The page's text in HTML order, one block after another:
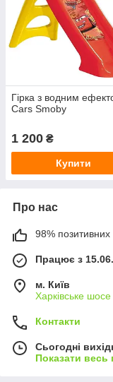
Гірка з водним
Cars Smoby
1 200 ₴
Купити
Про нас
98% позитивних
Працює з
м. Київ
Харківське
Контакти
Сьогодні
Показати весь